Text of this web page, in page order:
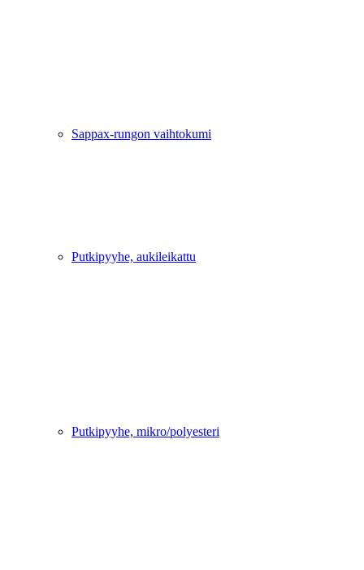
Sappax-rungon vaihtokumi
Putkipyyhe, aukileikattu
Putkipyyhe, mikro/polyesteri